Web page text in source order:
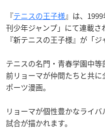
『テニスの王子様』は、
刊少年ジャンプ」にて連載
『新テニスの王子様』が「
テニスの名門・青春学園中
前リョーマが仲間たちと共
ポーツ漫画。
リョーマが個性豊かなライ
試合が描かれます。